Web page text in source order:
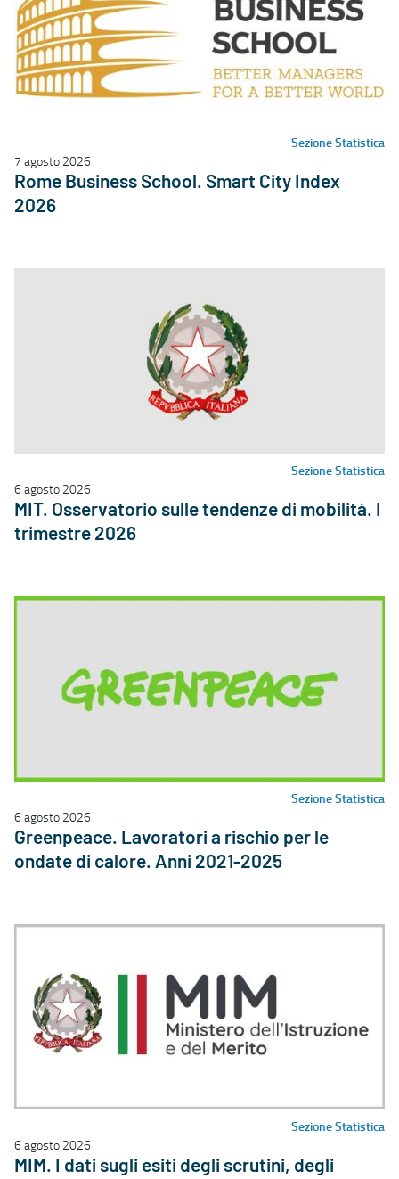
Sezione Statistica
7 agosto 2026
Rome Business School. Smart City Index
2026
Sezione Statistica
6 agosto 2026
MIT. Osservatorio sulle tendenze di mobilità. I
trimestre 2026
Sezione Statistica
6 agosto 2026
Greenpeace. Lavoratori a rischio per le
ondate di calore. Anni 2021-2025
Sezione Statistica
6 agosto 2026
MIM. I dati sugli esiti degli scrutini, degli